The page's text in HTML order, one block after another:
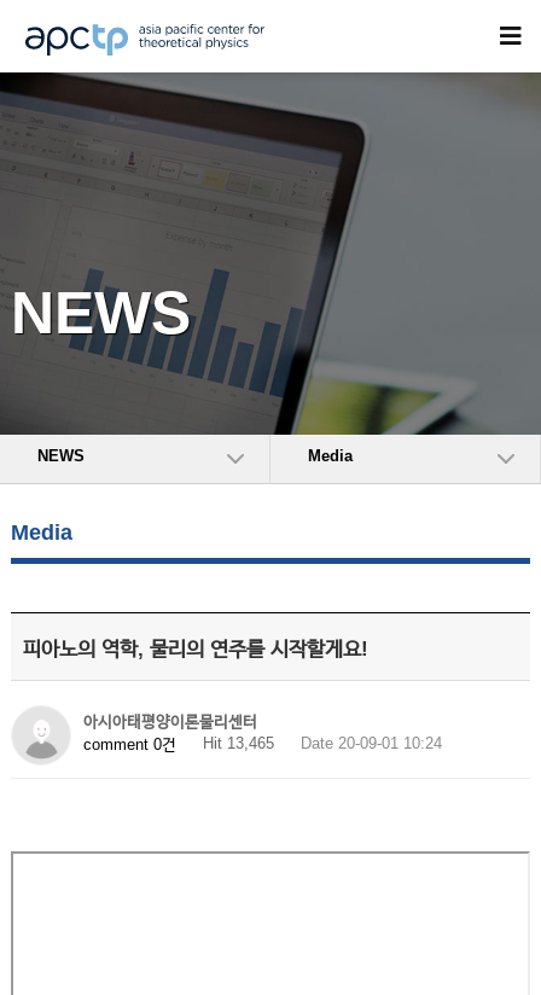
NEWS
NEWS Media
Media
피아노의 역학, 물리의 연주를 시작할게요!
아시아태평양이론물리센터
comment 0건
Hit 13,465 Date 20-09-01 10:24